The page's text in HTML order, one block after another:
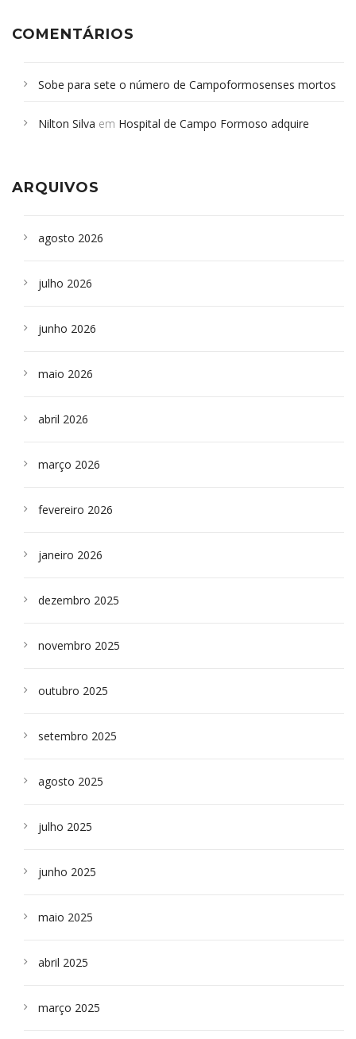
COMENTÁRIOS
Sobe para sete o número de Campoformosenses mortos
Campoformosenses que morreram em desabamentos são
Nilton Silva em Hospital de Campo Formoso adquire
ARQUIVOS
agosto 2026
julho 2026
junho 2026
maio 2026
abril 2026
março 2026
fevereiro 2026
janeiro 2026
dezembro 2025
novembro 2025
outubro 2025
setembro 2025
agosto 2025
julho 2025
junho 2025
maio 2025
abril 2025
março 2025